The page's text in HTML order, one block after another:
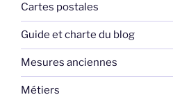
Cartes postales
Guide et charte du blog
Mesures anciennes
Métiers